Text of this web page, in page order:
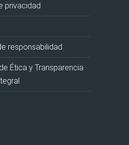
privacidad
responsabilidad
Ética y Transparencia